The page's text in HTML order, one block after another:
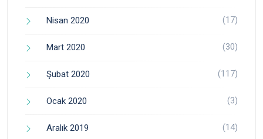
Nisan 2020 (17)
Mart 2020 (30)
Şubat 2020 (117)
Ocak 2020 (3)
Aralık 2019 (14)